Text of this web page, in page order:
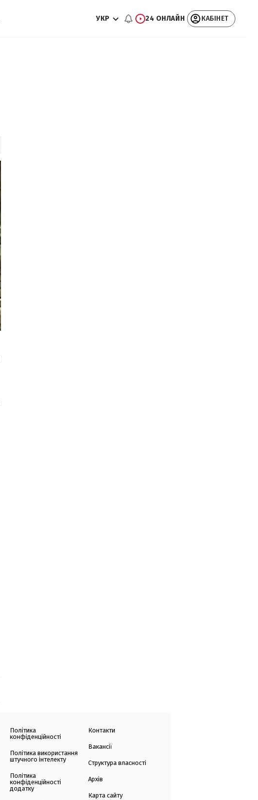
УКР 24 ОНЛАЙН КАБІНЕТ
Політика
конфіденційності
Політика використання
штучного інтелекту
Політика
конфіденційності
додатку
Контакти
Вакансії
Структура власності
Архів
Карта сайту